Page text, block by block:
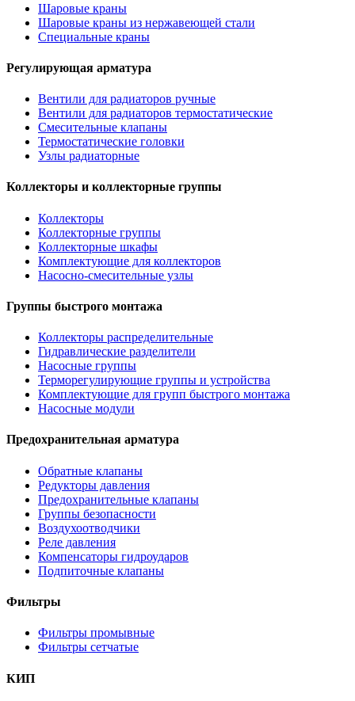
Шаровые краны
Шаровые краны из нержавеющей стали
Специальные краны
Регулирующая арматура
Вентили для радиаторов ручные
Вентили для радиаторов термостатические
Смесительные клапаны
Термостатические головки
Узлы радиаторные
Коллекторы и коллекторные группы
Коллекторы
Коллекторные группы
Коллекторные шкафы
Комплектующие для коллекторов
Насосно-смесительные узлы
Группы быстрого монтажа
Коллекторы распределительные
Гидравлические разделители
Насосные группы
Терморегулирующие группы и устройства
Комплектующие для групп быстрого монтажа
Насосные модули
Предохранительная арматура
Обратные клапаны
Редукторы давления
Предохранительные клапаны
Группы безопасности
Воздухоотводчики
Реле давления
Компенсаторы гидроударов
Подпиточные клапаны
Фильтры
Фильтры промывные
Фильтры сетчатые
КИП